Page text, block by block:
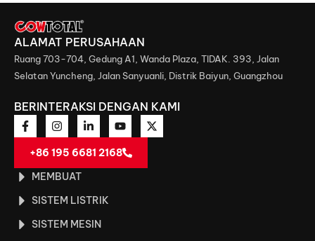
ALAMAT PERUSAHAAN
Ruang 703-704, Gedung A1, Wanda Plaza, TIDAK. 393, Jalan
Selatan Yuncheng, Jalan Sanyuanli, Distrik Baiyun, Guangzhou
BERINTERAKSI DENGAN KAMI
+86 195 6681 2168
MEMBUAT
SISTEM LISTRIK
SISTEM MESIN